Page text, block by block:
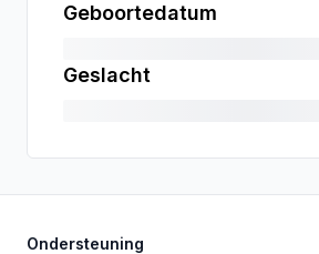
Geboortedatum
Geslacht
Ondersteuning